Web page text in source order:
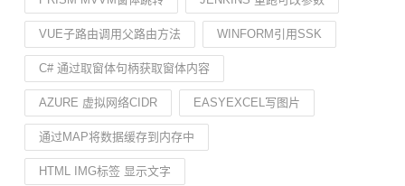
VUE子路由调用父路由方法 WINFORM引用SSK
C# 通过取窗体句柄获取窗体内容
AZURE 虚拟网络CIDR EASYEXCEL写图片
通过MAP将数据缓存到内存中
HTML IMG标签 显示文字